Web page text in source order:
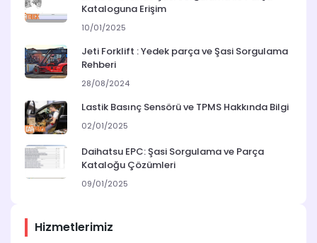
Kataloguna Erişim
10/01/2025
Jeti Forklift : Yedek parça ve Şasi Sorgulama
Rehberi
28/08/2024
Lastik Basınç Sensörü ve TPMS Hakkında Bilgi
02/01/2025
Daihatsu EPC: Şasi Sorgulama ve Parça
Kataloğu Çözümleri
09/01/2025
Hizmetlerimiz